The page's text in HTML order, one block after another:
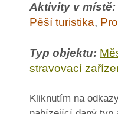
Aktivity v místě:
Pěší turistika,
Typ objektu:
stravovací
Kliknutím na